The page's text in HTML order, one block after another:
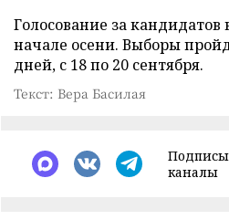
Голосование за кандидатов
начале осени. Выборы
дней, с 18 по 20 сентября.
Текст: Вера Басилая
каналы